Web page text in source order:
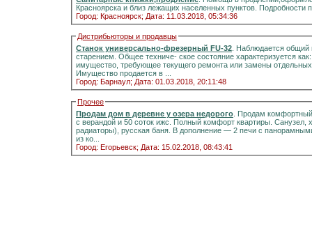
Красноярска и близ лежащих населенных пунктов.
Город: Красноярск; Дата: 11.03.2018, 05:34:36
Дистрибьюторы и продавцы
Станок универсально-фрезерный FU-32 . Наблюдается
старением. Общее техниче- ское состояние характеризуется
имущество, требующее текущего ремонта или замены
Имущество продается в ...
Город: Барнаул; Дата: 01.03.2018, 20:11:48
Прочее
Продам дом в деревне у озера недорого . Продам комфортный
с верандой и 50 соток ижс. Полный комфорт квартиры. Санузел, холодная и горячая вода,
радиаторы), русская баня. В дополнение — 2 печи с панорамными стёклами.Информация на портале домиклайт.Вода
из ко...
Город: Егорьевск; Дата: 15.02.2018, 08:43:41